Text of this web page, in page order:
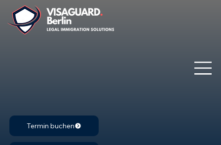
Termin buchen